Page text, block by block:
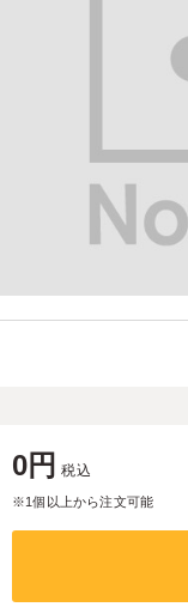
0円 税込
※1個以上から注文可能